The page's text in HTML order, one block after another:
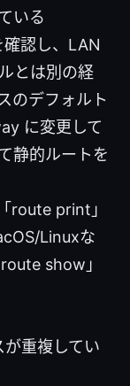
いる
確認し、LAN
とは別の経
のデフォルト
に変更して
静的ルートを
route print」
Linuxな
show」
重複してい